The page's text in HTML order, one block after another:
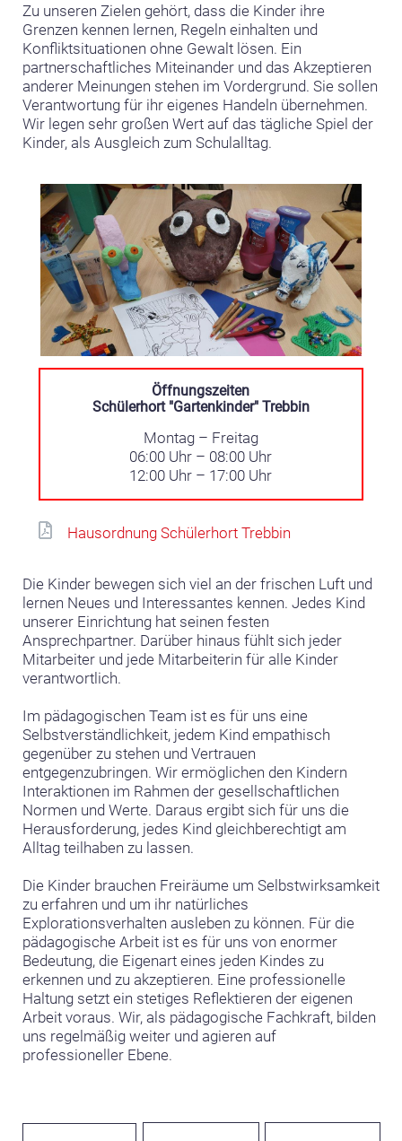
Zu unseren Zielen gehört, dass die Kinder ihre
Grenzen kennen lernen, Regeln einhalten und
Konfliktsituationen ohne Gewalt lösen. Ein
partnerschaftliches Miteinander und das Akzeptieren
anderer Meinungen stehen im Vordergrund. Sie sollen
Verantwortung für ihr eigenes Handeln übernehmen.
Wir legen sehr großen Wert auf das tägliche Spiel der
Kinder, als Ausgleich zum Schulalltag.
Öffnungszeiten
Schülerhort "Gartenkinder" Trebbin
Montag – Freitag
06:00 Uhr – 08:00 Uhr
12:00 Uhr – 17:00 Uhr
Hausordnung Schülerhort Trebbin
Die Kinder bewegen sich viel an der frischen Luft und
lernen Neues und Interessantes kennen. Jedes Kind
unserer Einrichtung hat seinen festen
Ansprechpartner. Darüber hinaus fühlt sich jeder
Mitarbeiter und jede Mitarbeiterin für alle Kinder
verantwortlich.
Im pädagogischen Team ist es für uns eine
Selbstverständlichkeit, jedem Kind empathisch
gegenüber zu stehen und Vertrauen
entgegenzubringen. Wir ermöglichen den Kindern
Interaktionen im Rahmen der gesellschaftlichen
Normen und Werte. Daraus ergibt sich für uns die
Herausforderung, jedes Kind gleichberechtigt am
Alltag teilhaben zu lassen.
Die Kinder brauchen Freiräume um Selbstwirksamkeit
zu erfahren und um ihr natürliches
Explorationsverhalten ausleben zu können. Für die
pädagogische Arbeit ist es für uns von enormer
Bedeutung, die Eigenart eines jeden Kindes zu
erkennen und zu akzeptieren. Eine professionelle
Haltung setzt ein stetiges Reflektieren der eigenen
Arbeit voraus. Wir, als pädagogische Fachkraft, bilden
uns regelmäßig weiter und agieren auf
professioneller Ebene.